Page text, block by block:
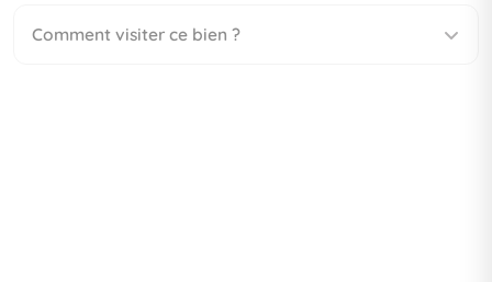
Comment visiter ce bien ?